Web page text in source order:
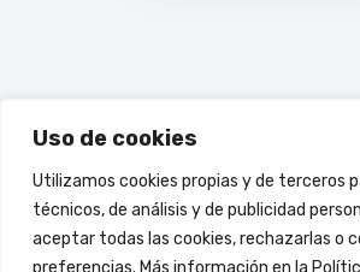
Uso de cookies
Utilizamos cookies propias y de terceros
técnicos, de análisis y de publicidad
aceptar todas las cookies, rechazarlas o
preferencias. Más información en la